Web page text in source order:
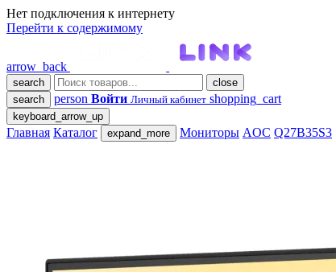
Нет подключения к интернету
Перейти к содержимому
arrow_back
search
close
search
person Войти Личный кабинет shopping_cart
keyboard_arrow_up
Главная Каталог expand_more Мониторы AOC Q27B35S3